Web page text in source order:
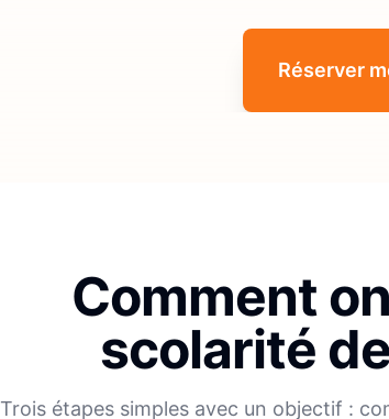
Réserver
Comment
scolarité
Trois étapes simples avec un objectif :